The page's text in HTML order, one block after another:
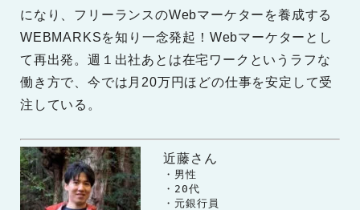
になり、フリーランスのWebマーケターを養成する
WEBMARKSを知り一念発起！Webマーケターとし
て再出発。週１出社あとは在宅ワークというラフな
働き方で、今では月20万円ほどの仕事を安定して受
注している。
近藤さん
・男性
・20代
・元銀行員